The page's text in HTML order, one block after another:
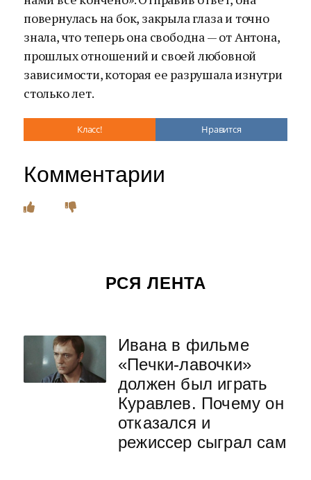
повернулась на бок, закрыла глаза и точно
знала, что теперь она свободна — от Антона,
прошлых отношений и своей любовной
зависимости, которая ее разрушала изнутри
столько лет.
Класс! Нравится
Комментарии
РСЯ ЛЕНТА
Ивана в фильме
«Печки-лавочки»
должен был играть
Куравлев. Почему он
отказался и
режиссер сыграл сам